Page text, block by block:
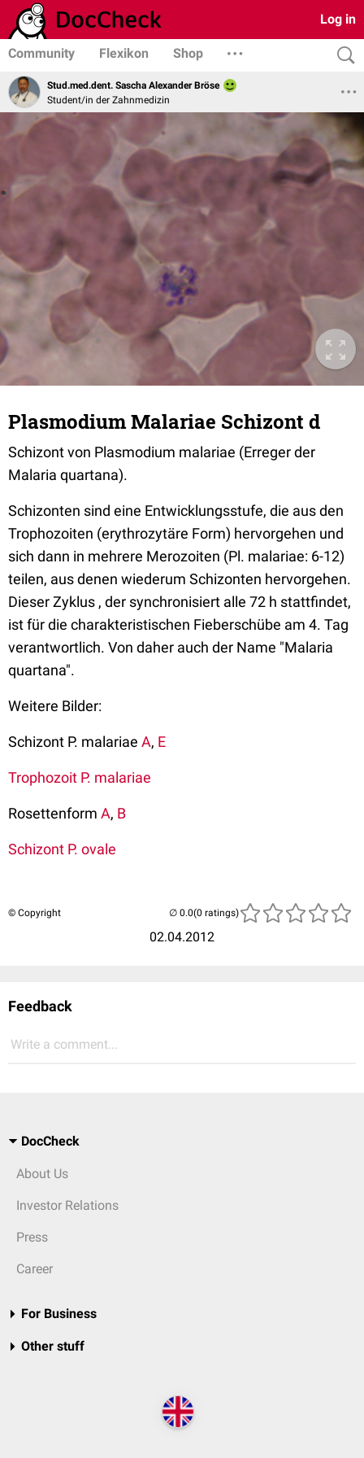
Log in
Community Flexikon Shop
Stud.med.dent. Sascha Alexander Bröse
Student/in der Zahnmedizin
Plasmodium Malariae Schizont d
Schizont von Plasmodium malariae (Erreger der
Malaria quartana).
Schizonten sind eine Entwicklungsstufe, die aus den
Trophozoiten (erythrozytäre Form) hervorgehen und
sich dann in mehrere Merozoiten (Pl. malariae: 6-12)
teilen, aus denen wiederum Schizonten hervorgehen.
Dieser Zyklus , der synchronisiert alle 72 h stattfindet,
ist für die charakteristischen Fieberschübe am 4. Tag
verantwortlich. Von daher auch der Name "Malaria
quartana".
Weitere Bilder:
Schizont P. malariae A, E
Trophozoit P. malariae
Rosettenform A, B
Schizont P. ovale
© Copyright
02.04.2012
(0 ratings)
Feedback
Write a comment...
DocCheck
About Us
Investor Relations
Press
Career
For Business
Other stuff